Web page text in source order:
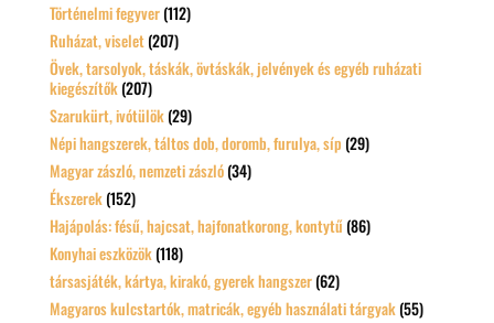
Történelmi fegyver (112)
Ruházat, viselet (207)
Övek, tarsolyok, táskák, övtáskák, jelvények és egyéb ruházati
kiegészítők (207)
Szarukürt, ivótülök (29)
Népi hangszerek, táltos dob, doromb, furulya, síp (29)
Magyar zászló, nemzeti zászló (34)
Ékszerek (152)
Hajápolás: fésű, hajcsat, hajfonatkorong, kontytű (86)
Konyhai eszközök (118)
társasjáték, kártya, kirakó, gyerek hangszer (62)
Magyaros kulcstartók, matricák, egyéb használati tárgyak (55)